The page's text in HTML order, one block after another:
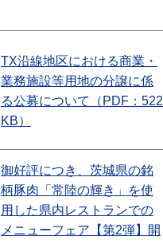
TX沿線地区における商業・
業務施設等用地の分譲に係
る公募について（PDF：522
KB）
御好評につき、茨城県の銘
柄豚肉「常陸の輝き」を使
用した県内レストランでの
メニューフェア【第2弾】開